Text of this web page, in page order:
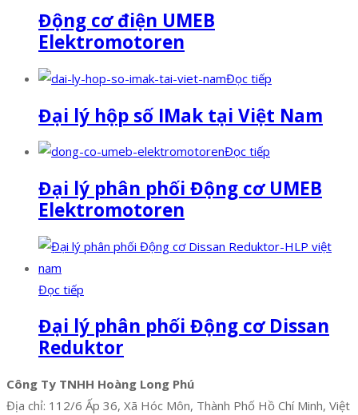
Động cơ điện UMEB
Elektromotoren
Đọc tiếp
Đại lý hộp số IMak tại Việt Nam
Đọc tiếp
Đại lý phân phối Động cơ UMEB
Elektromotoren
Đọc tiếp
Đại lý phân phối Động cơ Dissan
Reduktor
Công Ty TNHH Hoàng Long Phú
Địa chỉ: 112/6 Ấp 36, Xã Hóc Môn, Thành Phố Hồ Chí Minh, Việt